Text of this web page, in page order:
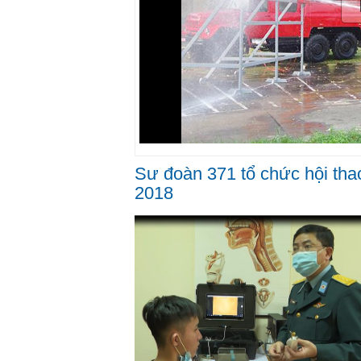
Sư đoàn 371 tổ chức hội
2018